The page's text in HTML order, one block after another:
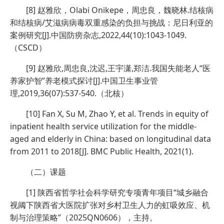
[8] 赵雅欣，Olabi Onikepe，周忠良，魏晓林.结核病
和结核病/艾滋病病毒双重感染的负担与挑战：尼日利亚的
案例研究[J].中国防痨杂志,2022,44(10):1043-1049.
（CSCD）
[9] 赵雅欣,周忠良,沈迟,王宇潇,郑洁.我国失能老人“医
养家护智”养老模式探讨[J].中国卫生事业管
理,2019,36(07):537-540.（北核）
[10] Fan X, Su M, Zhao Y, et al. Trends in equity of
inpatient health service utilization for the middle-
aged and elderly in China: based on longitudinal data
from 2011 to 2018[J]. BMC Public Health, 2021(1).
（二）课题
[1] 陕西省哲学社会科学研究专项青年项目“城乡融合
视阈下陕西省大医院扩张对乡村卫生人力的虹吸效应、机
制与治理策略”（2025QN0606），主持。